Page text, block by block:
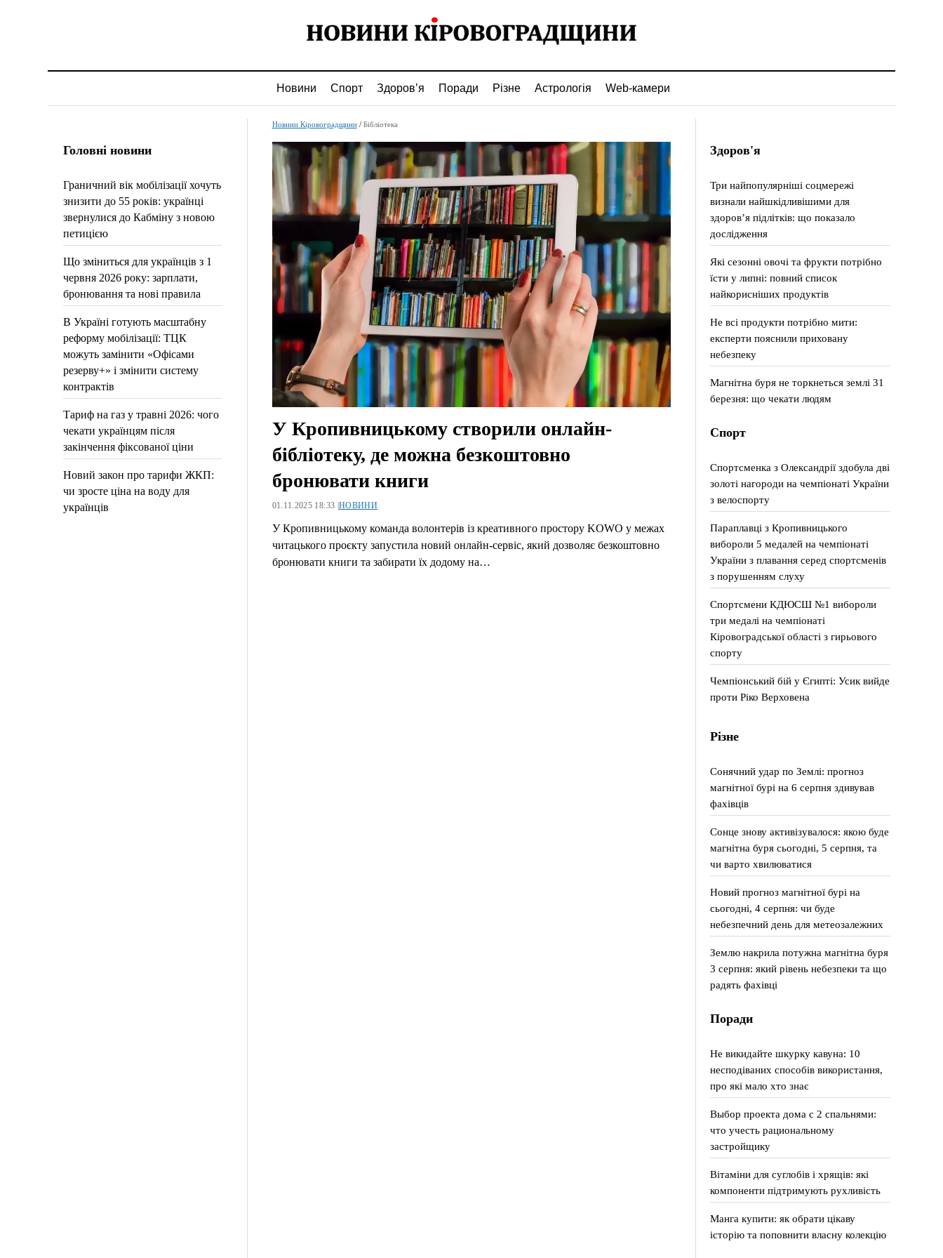
Новини Спорт Здоров’я Поради Різне Астрологія Web-камери
Головні новини
Граничний вік мобілізації хочуть
знизити до 55 років: українці
звернулися до Кабміну з новою
петицією
Що зміниться для українців з 1
червня 2026 року: зарплати,
бронювання та нові правила
В Україні готують масштабну
реформу мобілізації: ТЦК
можуть замінити «Офісами
резерву+» і змінити систему
контрактів
Тариф на газ у травні 2026: чого
чекати українцям після
закінчення фіксованої ціни
Новий закон про тарифи ЖКП:
чи зросте ціна на воду для
українців
Новини Кіровоградщини/ Бібліотека
У Кропивницькому створили онлайн-
бібліотеку, де можна безкоштовно
бронювати книги
01.11.2025 18:33 |НОВИНИ
У Кропивницькому команда волонтерів із креативного простору KOWO у межах
читацького проєкту запустила новий онлайн-сервіс, який дозволяє безкоштовно
бронювати книги та забирати їх додому на…
Здоров'я
Три найпопулярніші соцмережі
визнали найшкідливішими для
здоров’я підлітків: що показало
дослідження
Які сезонні овочі та фрукти потрібно
їсти у липні: повний список
найкорисніших продуктів
Не всі продукти потрібно мити:
експерти пояснили приховану
небезпеку
Магнітна буря не торкнеться землі 31
березня: що чекати людям
Спорт
Спортсменка з Олександрії здобула дві
золоті нагороди на чемпіонаті України
з велоспорту
Параплавці з Кропивницького
вибороли 5 медалей на чемпіонаті
України з плавання серед спортсменів
з порушенням слуху
Спортсмени КДЮСШ №1 вибороли
три медалі на чемпіонаті
Кіровоградської області з гирьового
спорту
Чемпіонський бій у Єгипті: Усик вийде
проти Ріко Верховена
Різне
Сонячний удар по Землі: прогноз
магнітної бурі на 6 серпня здивував
фахівців
Сонце знову активізувалося: якою буде
магнітна буря сьогодні, 5 серпня, та
чи варто хвилюватися
Новий прогноз магнітної бурі на
сьогодні, 4 серпня: чи буде
небезпечний день для метеозалежних
Землю накрила потужна магнітна буря
3 серпня: який рівень небезпеки та що
радять фахівці
Поради
Не викидайте шкурку кавуна: 10
несподіваних способів використання,
про які мало хто знає
Выбор проекта дома с 2 спальнями:
что учесть рациональному
застройщику
Вітаміни для суглобів і хрящів: які
компоненти підтримують рухливість
Манга купити: як обрати цікаву
історію та поповнити власну колекцію